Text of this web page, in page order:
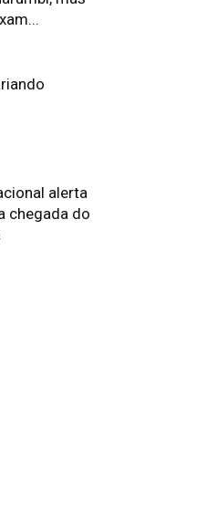
alerta
chegada do